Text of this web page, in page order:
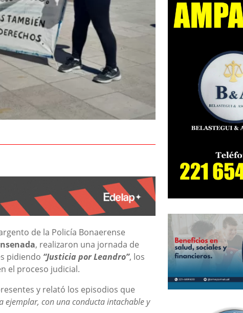
de la Policía Bonaerense
, realizaron una jornada de
pidiendo “Justicia por Leandro”, los
el proceso judicial.
y relató los episodios que
ejemplar, con una conducta intachable y